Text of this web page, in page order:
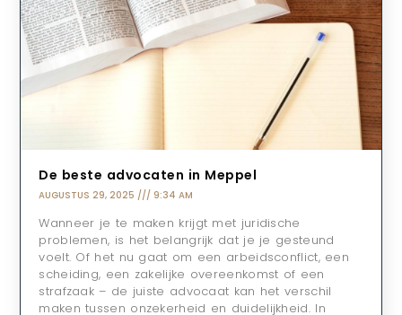
De beste advocaten in Meppel
AUGUSTUS 29, 2025 9:34 AM
Wanneer je te maken krijgt met juridische
problemen, is het belangrijk dat je je gesteund
voelt. Of het nu gaat om een arbeidsconflict, een
scheiding, een zakelijke overeenkomst of een
strafzaak – de juiste advocaat kan het verschil
maken tussen onzekerheid en duidelijkheid. In